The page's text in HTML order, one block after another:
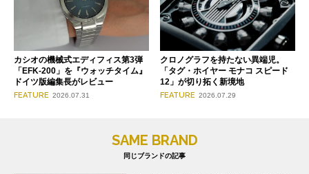
カシオの機械式エディフィス第3弾
「EFK-200」を『ウォッチタイム』
ドイツ版編集長がレビュー
FEATURE 2026.07.31
クロノグラフを持たない異端児。
「タグ・ホイヤー モナコ スピード
12」が切り拓く新境地
FEATURE 2026.07.29
SAME BRAND
同じブランドの記事